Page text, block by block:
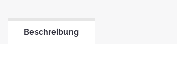
Beschreibung